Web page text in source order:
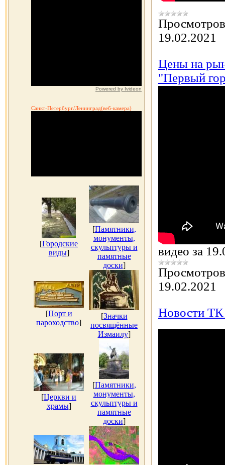
Powered by Ivideon
Санкт-Петербург/Ленинград(веб-камера)
[Городские
виды]
[Памятники,
монументы,
скульптуры и
памятные
доски]
[Порт и
пароходство]
[Значки
посвящённые
Измаилу]
[Церкви и
храмы]
[Памятники,
монументы,
скульптуры и
памятные
доски]
19.02.2021
Цены на
"Первый
видео за
19.02.2021
Новости ТК